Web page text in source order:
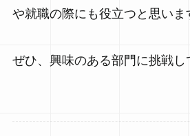
や就職の際にも役立つと思いま
ぜひ、興味のある部門に挑戦し